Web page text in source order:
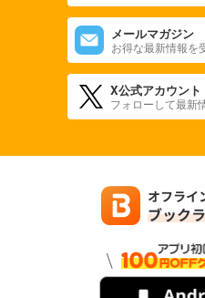
メールマガジン
お得な最新情報を
X公式アカウント
フォローして最新